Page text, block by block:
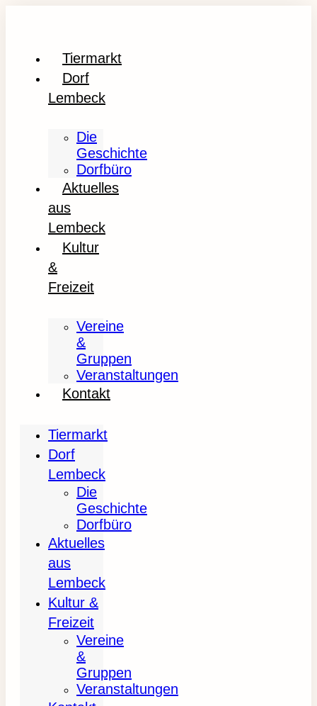
Tiermarkt
Dorf
Lembeck
Die
Geschichte
Dorfbüro
Aktuelles
aus
Lembeck
Kultur
&
Freizeit
Vereine
&
Gruppen
Veranstaltungen
Kontakt
Tiermarkt
Dorf
Lembeck
Die
Geschichte
Dorfbüro
Aktuelles
aus
Lembeck
Kultur &
Freizeit
Vereine
&
Gruppen
Veranstaltungen